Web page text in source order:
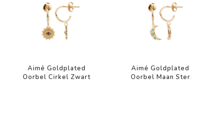
Aimé Goldplated
Oorbel Cirkel Zwart
Aimé Goldplated
Oorbel Maan Ster